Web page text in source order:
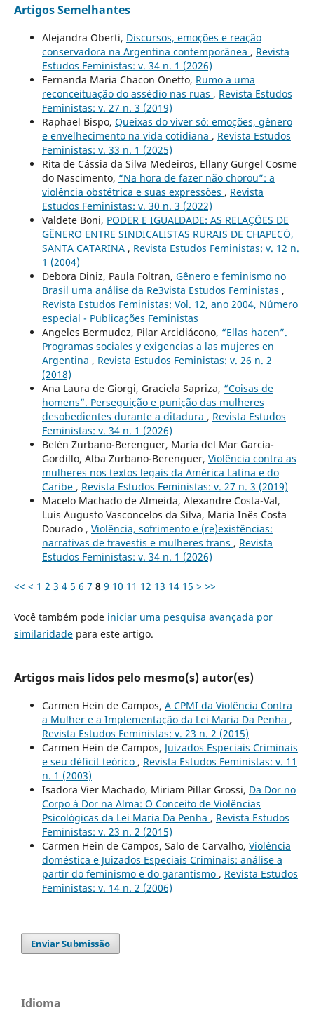
Artigos Semelhantes
Alejandra Oberti, Discursos, emoções e reação
conservadora na Argentina contemporânea , Revista
Estudos Feministas: v. 34 n. 1 (2026)
Fernanda Maria Chacon Onetto, Rumo a uma
reconceituação do assédio nas ruas , Revista Estudos
Feministas: v. 27 n. 3 (2019)
Raphael Bispo, Queixas do viver só: emoções, gênero
e envelhecimento na vida cotidiana , Revista Estudos
Feministas: v. 33 n. 1 (2025)
Rita de Cássia da Silva Medeiros, Ellany Gurgel Cosme
do Nascimento, “Na hora de fazer não chorou”: a
violência obstétrica e suas expressões , Revista
Estudos Feministas: v. 30 n. 3 (2022)
Valdete Boni, PODER E IGUALDADE: AS RELAÇÕES DE
GÊNERO ENTRE SINDICALISTAS RURAIS DE CHAPECÓ,
SANTA CATARINA , Revista Estudos Feministas: v. 12 n.
1 (2004)
Debora Diniz, Paula Foltran, Gênero e feminismo no
Brasil uma análise da Re3vista Estudos Feministas ,
Revista Estudos Feministas: Vol. 12, ano 2004, Número
especial - Publicações Feministas
Angeles Bermudez, Pilar Arcidiácono, “Ellas hacen”.
Programas sociales y exigencias a las mujeres en
Argentina , Revista Estudos Feministas: v. 26 n. 2
(2018)
Ana Laura de Giorgi, Graciela Sapriza, “Coisas de
homens”. Perseguição e punição das mulheres
desobedientes durante a ditadura , Revista Estudos
Feministas: v. 34 n. 1 (2026)
Belén Zurbano-Berenguer, María del Mar García-
Gordillo, Alba Zurbano-Berenguer, Violência contra as
mulheres nos textos legais da América Latina e do
Caribe , Revista Estudos Feministas: v. 27 n. 3 (2019)
Macelo Machado de Almeida, Alexandre Costa-Val,
Luís Augusto Vasconcelos da Silva, Maria Inês Costa
Dourado , Violência, sofrimento e (re)existências:
narrativas de travestis e mulheres trans , Revista
Estudos Feministas: v. 34 n. 1 (2026)
<< < 1 2 3 4 5 6 7 8 9 10 11 12 13 14 15 > >>
Você também pode iniciar uma pesquisa avançada por
similaridadepara este artigo.
Artigos mais lidos pelo mesmo(s) autor(es)
Carmen Hein de Campos, A CPMI da Violência Contra
a Mulher e a Implementação da Lei Maria Da Penha ,
Revista Estudos Feministas: v. 23 n. 2 (2015)
Carmen Hein de Campos, Juizados Especiais Criminais
e seu déficit teórico , Revista Estudos Feministas: v. 11
n. 1 (2003)
Isadora Vier Machado, Miriam Pillar Grossi, Da Dor no
Corpo à Dor na Alma: O Conceito de Violências
Psicológicas da Lei Maria Da Penha , Revista Estudos
Feministas: v. 23 n. 2 (2015)
Carmen Hein de Campos, Salo de Carvalho, Violência
doméstica e Juizados Especiais Criminais: análise a
partir do feminismo e do garantismo , Revista Estudos
Feministas: v. 14 n. 2 (2006)
Enviar Submissão
Idioma